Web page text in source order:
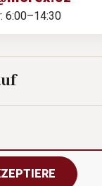
6:00–14:30